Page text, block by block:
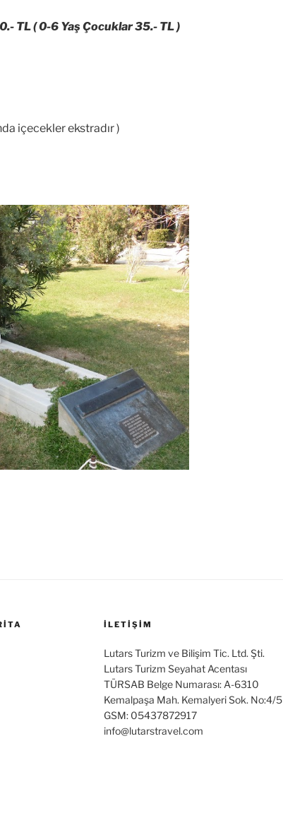
TL ( 0-6 Yaş Çocuklar 35.- TL )
içecekler ekstradır )
İLETİŞİM
Lutars Turizm ve Bilişim Tic. Ltd. Şti.
Lutars Turizm Seyahat Acentası
TÜRSAB Belge Numarası: A-6310
Kemalpaşa Mah. Kemalyeri Sok. No:4/5
GSM: 05437872917
info@lutarstravel.com